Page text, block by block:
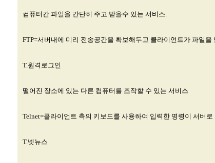
컴퓨터간 파일을 간단히 주고 받을수 있는 서비스.
FTP=서버내에 미리 전송공간을 확보해두고 클라이언트가 파일
T.원격로그인
떨어진 장소에 있는 다른 컴퓨터를 조작할 수 있는 서비스
Telnet=클라이언트 측의 키보드를 사용하여 입력한 명령이 서버
T.넷뉴스